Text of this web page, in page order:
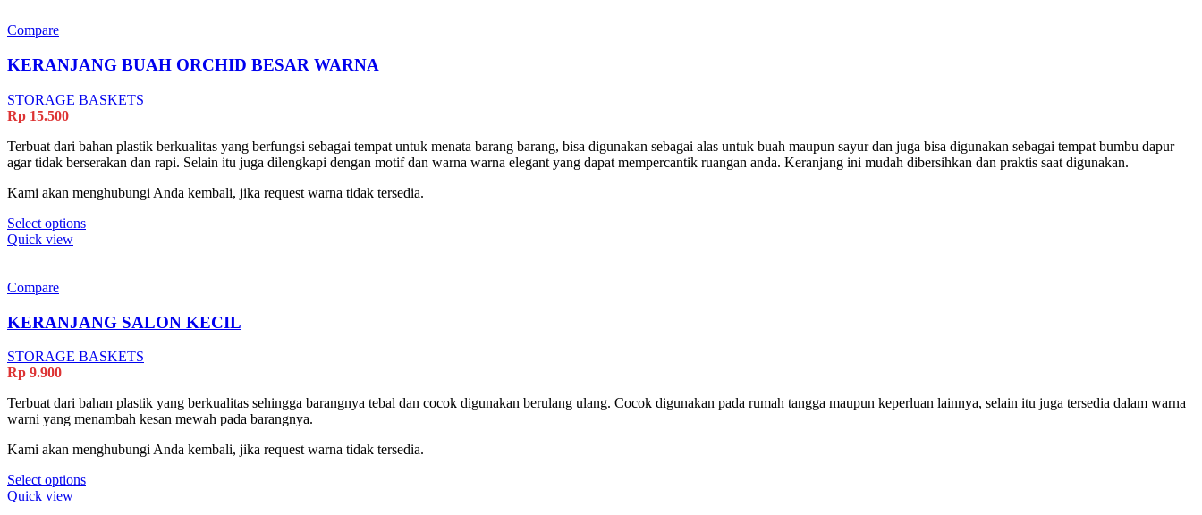
Compare
KERANJANG BUAH ORCHID BESAR WARNA
STORAGE BASKETS
Rp 15.500
Terbuat dari bahan plastik berkualitas yang berfungsi sebagai tempat untuk menata barang barang, bisa digunakan sebagai alas untuk buah maupun sayur dan juga bisa digunakan sebagai tempat bumbu dapur
agar tidak berserakan dan rapi. Selain itu juga dilengkapi dengan motif dan warna warna elegant yang dapat mempercantik ruangan anda. Keranjang ini mudah dibersihkan dan praktis saat digunakan.
Kami akan menghubungi Anda kembali, jika request warna tidak tersedia.
Select optionsThis
options
may
be
chosen
the
product
Quick view
Compare
KERANJANG SALON KECIL
STORAGE BASKETS
Rp 9.900
Terbuat dari bahan plastik yang berkualitas sehingga barangnya tebal dan cocok digunakan berulang ulang. Cocok digunakan pada rumah tangga maupun keperluan lainnya, selain itu juga tersedia dalam warna
warni yang menambah kesan mewah pada barangnya.
Kami akan menghubungi Anda kembali, jika request warna tidak tersedia.
Select optionsThis
Quick view